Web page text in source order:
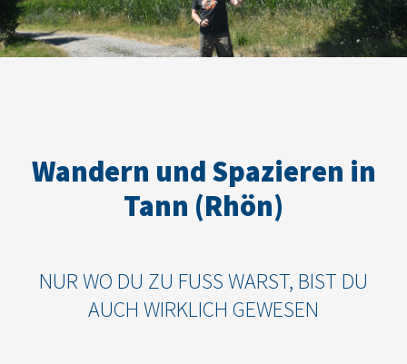
Wandern und Spazieren in
Tann (Rhön)
NUR WO DU ZU FUSS WARST, BIST DU
AUCH WIRKLICH GEWESEN